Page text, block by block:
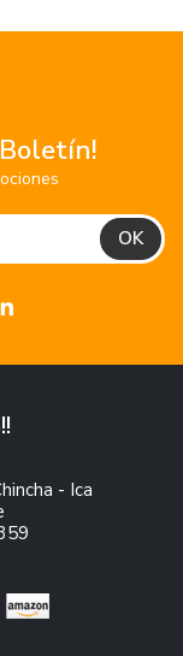
- Ica